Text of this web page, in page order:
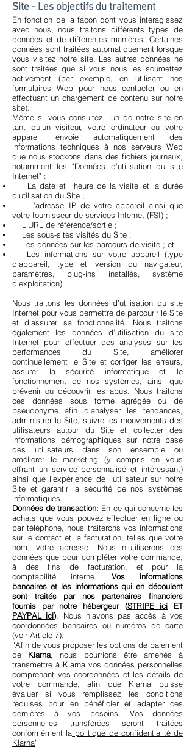
Site - Les objectifs du traitement
En fonction de la façon dont vous interagissez
avec nous, nous traitons différents types de
données et de différentes manières. Certaines
données sont traitées automatiquement lorsque
vous visitez notre site. Les autres données ne
sont traitées que si vous nous les soumettez
activement (par exemple, en utilisant nos
formulaires Web pour nous contacter ou en
effectuant un chargement de contenu sur notre
site).
Même si vous consultez l’un de notre site en
tant qu’un visiteur, votre ordinateur ou votre
appareil envoie automatiquement des
informations techniques à nos serveurs Web
que nous stockons dans des fichiers journaux,
notamment les "Données d’utilisation du site
Internet" :
La date et l’heure de la visite et la durée
d’utilisation du Site ;
L’adresse IP de votre appareil ainsi que
votre fournisseur de services Internet (FSI) ;
L’URL de référence/sortie ;
Les sous-sites visités du Site ;
Les données sur les parcours de visite ; et
Les informations sur votre appareil (type
d’appareil, type et version du navigateur,
paramètres, plug-ins installés, système
d’exploitation).
Nous traitons les données d’utilisation du site
Internet pour vous permettre de parcourir le Site
et d’assurer sa fonctionnalité. Nous traitons
également les données d’utilisation du site
Internet pour effectuer des analyses sur les
performances du Site, améliorer
continuellement le Site et corriger les erreurs,
assurer la sécurité informatique et le
fonctionnement de nos systèmes, ainsi que
prévenir ou découvrir les abus. Nous traitons
ces données sous forme agrégée ou de
pseudonyme afin d’analyser les tendances,
administrer le Site, suivre les mouvements des
utilisateurs autour du Site et collecter des
informations démographiques sur notre base
des utilisateurs dans son ensemble ou
améliorer le marketing (y compris en vous
offrant un service personnalisé et intéressant)
ainsi que l’expérience de l’utilisateur sur notre
Site et garantir la sécurité de nos systèmes
informatiques.
Données de transaction: En ce qui concerne les
achats que vous pouvez effectuer en ligne ou
par téléphone, nous traiterons vos informations
sur le contact et la facturation, telles que votre
nom, votre adresse. Nous n’utiliserons ces
données que pour compléter votre commande,
à des fins de facturation, et pour la
comptabilité interne. Vos informations
bancaires et les informations qui en découlent
sont traités par nos partenaires financiers
fournis par notre hébergeur (STRIPE ici ET
PAYPAL ici). Nous n'avons pas accès à vos
coordonnées bancaires ou numéros de carte
(voir Article 7).
“Afin de vous proposer les options de paiement
de Klarna, nous pourrions être amenés à
transmettre à Klarna vos données personnelles
comprenant vos coordonnées et les détails de
votre commande, afin que Klarna puisse
évaluer si vous remplissez les conditions
requises pour en bénéficier et adapter ces
dernières à vos besoins. Vos données
personnelles transférées seront traitées
conformément la politique de confidentialité de
Klarna”